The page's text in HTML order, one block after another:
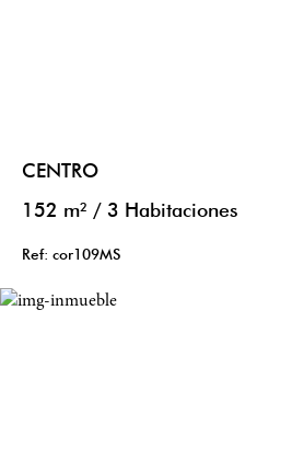
CENTRO
152 m² / 3 Habitaciones
Ref: cor109MS